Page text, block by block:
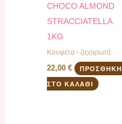
CHOCO ALMOND
STRACCIATELLA
1KG
Κουφέτα - ζαχαρωτά
22,00€ ΠΡΟΣΘΉΚΗ
ΣΤΟ ΚΑΛΆΘΙ